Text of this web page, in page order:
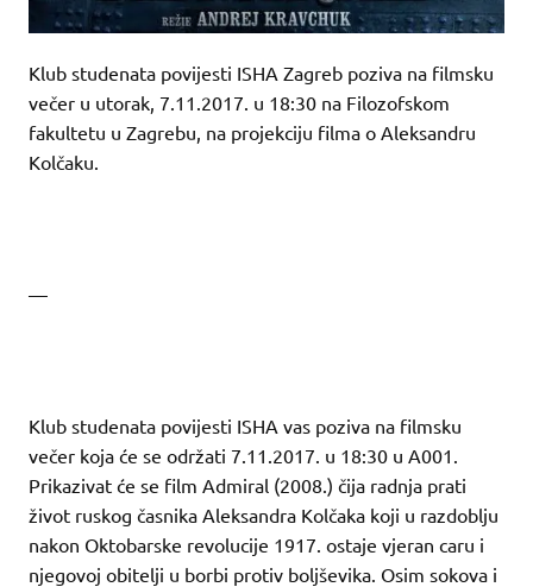
Klub studenata povijesti ISHA Zagreb poziva na filmsku
večer u utorak, 7.11.2017. u 18:30 na Filozofskom
fakultetu u Zagrebu, na projekciju filma o Aleksandru
Kolčaku.
—
Klub studenata povijesti ISHA vas poziva na filmsku
večer koja će se održati 7.11.2017. u 18:30 u A001.
Prikazivat će se film Admiral (2008.) čija radnja prati
život ruskog časnika Aleksandra Kolčaka koji u razdoblju
nakon Oktobarske revolucije 1917. ostaje vjeran caru i
njegovoj obitelji u borbi protiv boljševika. Osim sokova i